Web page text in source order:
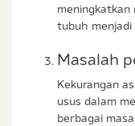
meningkatkan
tubuh menjadi
Masalah
Kekurangan
usus dalam
berbagai